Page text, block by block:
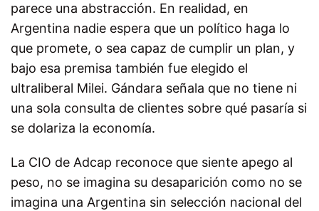
parece una abstracción. En realidad, en
Argentina nadie espera que un político haga lo
que promete, o sea capaz de cumplir un plan, y
bajo esa premisa también fue elegido el
ultraliberal Milei. Gándara señala que no tiene ni
una sola consulta de clientes sobre qué pasaría si
se dolariza la economía.
La CIO de Adcap reconoce que siente apego al
peso, no se imagina su desaparición como no se
imagina una Argentina sin selección nacional del